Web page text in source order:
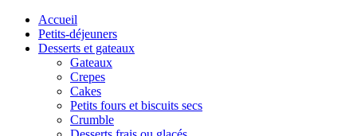
Accueil
Petits-déjeuners
Desserts et gateaux
Gateaux
Crepes
Cakes
Petits fours et biscuits secs
Crumble